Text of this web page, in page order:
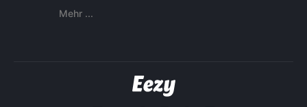
Mehr ...